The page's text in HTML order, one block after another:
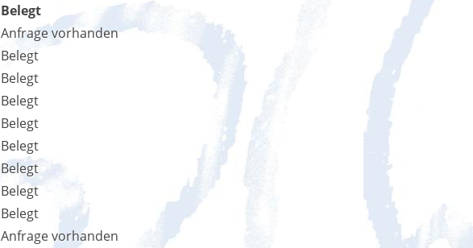
Belegt
Anfrage vorhanden
Belegt
Belegt
Belegt
Belegt
Belegt
Belegt
Belegt
Belegt
Anfrage vorhanden